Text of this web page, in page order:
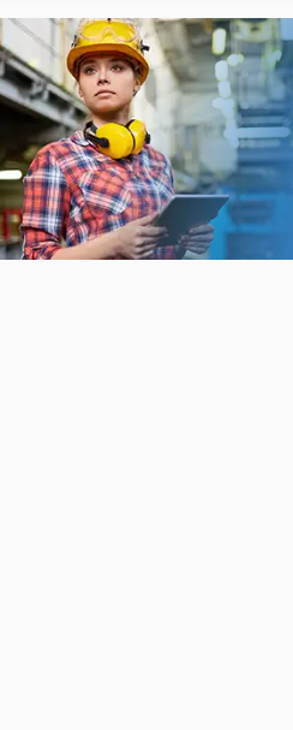
German
Gewicht Evenwicht